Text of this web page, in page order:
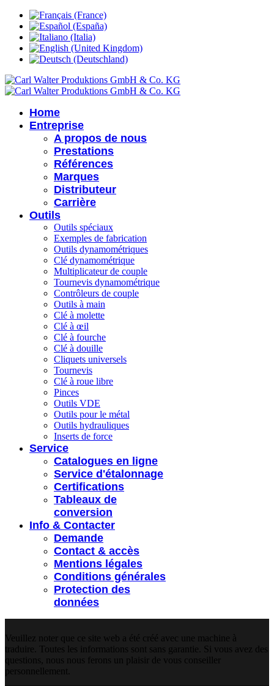
Home
Entreprise
A propos de nous
Prestations
Références
Marques
Distributeur
Carrière
Outils
Outils spéciaux
Exemples de fabrication
Outils dynamométriques
Clé dynamométrique
Multiplicateur de couple
Tournevis dynamométrique
Contrôleurs de couple
Outils à main
Clé à molette
Clé à œil
Clé à fourche
Clé à douille
Cliquets universels
Tournevis
Clé à roue libre
Pinces
Outils VDE
Outils pour le métal
Outils hydrauliques
Inserts de force
Service
Catalogues en ligne
Service d'étalonnage
Certifications
Tableaux de
conversion
Info & Contacter
Demande
Contact & accès
Mentions légales
Conditions générales
Protection des
données
Veuillez noter que ce site web a été créé avec une machine à
traduire. Toutes les informations sont sans garantie. Si vous avez des
questions, nous nous ferons un plaisir de vous conseiller
personnellement.